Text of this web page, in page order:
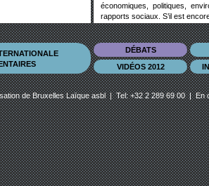
économiques, politiques,
rapports sociaux. S’il est
Toutes les formes
poésie, de l’humour au billet
Partenariat: Ligue des Droits
DÉBATS
VIDÉOS 2012
deBruxelles Laïque asbl| Tel: +32 2 289 69 00 | En